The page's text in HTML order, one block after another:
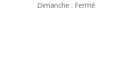
Dimanche : Fermé